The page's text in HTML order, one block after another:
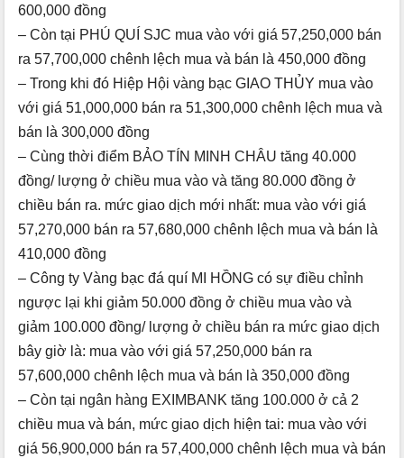
600,000 đồng
– Còn tại PHÚ QUÍ SJC mua vào với giá 57,250,000 bán
ra 57,700,000 chênh lệch mua và bán là 450,000 đồng
– Trong khi đó Hiệp Hội vàng bạc GIAO THỦY mua vào
với giá 51,000,000 bán ra 51,300,000 chênh lệch mua và
bán là 300,000 đồng
– Cùng thời điểm BẢO TÍN MINH CHÂU tăng 40.000
đồng/ lượng ở chiều mua vào và tăng 80.000 đồng ở
chiều bán ra. mức giao dịch mới nhất: mua vào với giá
57,270,000 bán ra 57,680,000 chênh lệch mua và bán là
410,000 đồng
– Công ty Vàng bạc đá quí MI HỒNG có sự điều chỉnh
ngược lại khi giảm 50.000 đồng ở chiều mua vào và
giảm 100.000 đồng/ lượng ở chiều bán ra mức giao dịch
bây giờ là: mua vào với giá 57,250,000 bán ra
57,600,000 chênh lệch mua và bán là 350,000 đồng
– Còn tại ngân hàng EXIMBANK tăng 100.000 ở cả 2
chiều mua và bán, mức giao dịch hiện tai: mua vào với
giá 56,900,000 bán ra 57,400,000 chênh lệch mua và bán